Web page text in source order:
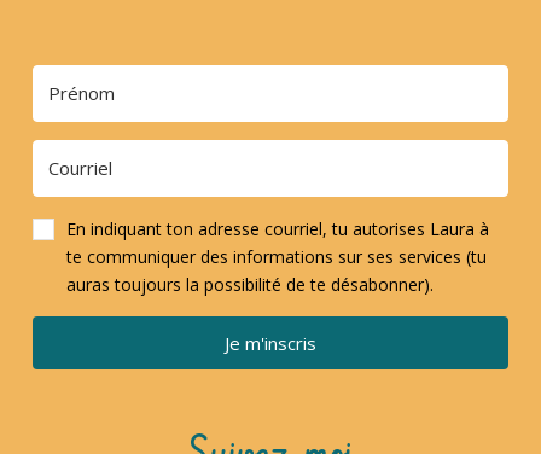
En indiquant ton adresse courriel, tu autorises Laura à
te communiquer des informations sur ses services (tu
auras toujours la possibilité de te désabonner).
Je m'inscris